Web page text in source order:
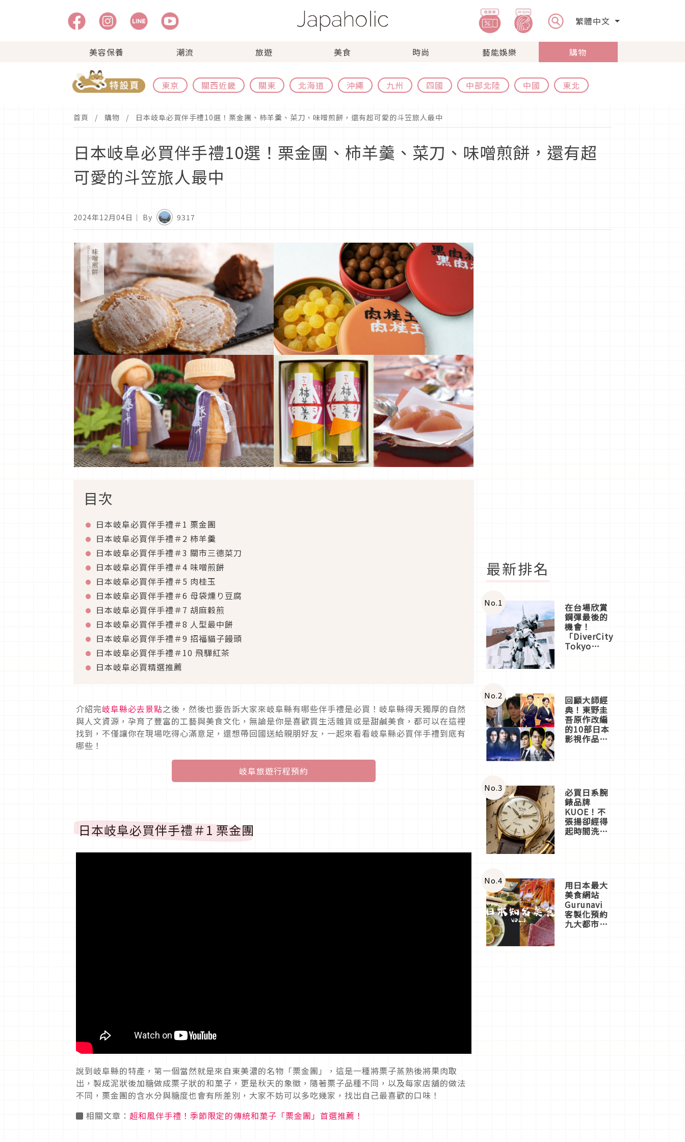
繁體中文
美容保養 潮流 旅遊 美食 時尚 藝能娛樂 購物
東京 關西近畿 關東 北海道 沖繩 九州 四國 中部北陸 中國 東北
首頁 購物 日本岐阜必買伴手禮10選！栗金團、柿羊羹、菜刀、味噌煎餅，還有超可愛的斗笠旅人最中
日本岐阜必買伴手禮10選！栗金團、柿羊羹、菜刀、味噌煎餅，還有超
可愛的斗笠旅人最中
2024年12月04日 ｜ By 9317
目次
日本岐阜必買伴手禮＃1 栗金團
日本岐阜必買伴手禮＃2 柿羊羹
日本岐阜必買伴手禮＃3 關市三德菜刀
日本岐阜必買伴手禮＃4 味噌煎餅
日本岐阜必買伴手禮＃5 肉桂玉
日本岐阜必買伴手禮＃6 母袋燻り豆腐
日本岐阜必買伴手禮＃7 胡麻穀煎
日本岐阜必買伴手禮＃8 人型最中餅
日本岐阜必買伴手禮＃9 招福貓子饅頭
日本岐阜必買伴手禮＃10 飛驒紅茶
日本岐阜必買精選推薦
介紹完岐阜縣必去景點之後，然後也要告訴大家來岐阜縣有哪些伴手禮是必買！岐阜縣得天獨厚的自然
與人文資源，孕育了豐富的工藝與美食文化，無論是你是喜歡買生活雜貨或是甜鹹美食，都可以在這裡
找到，不僅讓你在現場吃得心滿意足，還想帶回國送給親朋好友，一起來看看岐阜縣必買伴手禮到底有
哪些！
岐阜旅遊行程預約
日本岐阜必買伴手禮＃1 栗金團
說到岐阜縣的特產，第一個當然就是來自東美濃的名物「栗金團」，這是一種將栗子蒸熟後將果肉取
出，製成泥狀後加糖做成栗子狀的和菓子，更是秋天的象徵，隨著栗子品種不同，以及每家店舖的做法
不同，栗金團的含水分與糖度也會有所差別，大家不妨可以多吃幾家，找出自己最喜歡的口味！
◼ 相關文章： 超和風伴手禮！季節限定的傳統和菓子「栗金團」首選推薦！
最新排名
No.1 在台場欣賞
鋼彈最後的
機會！
「DiverCity
Tokyo
體驗
No.2 回顧大師經
典！東野圭
吾原作改編
的10部日本
影視作品推
No.3 必買日系腕
錶品牌
KUOE！不
張揚卻經得
起時間洗鍊
No.4 用日本最大
美食網站
Gurunavi
客製化預約
九大都市餐